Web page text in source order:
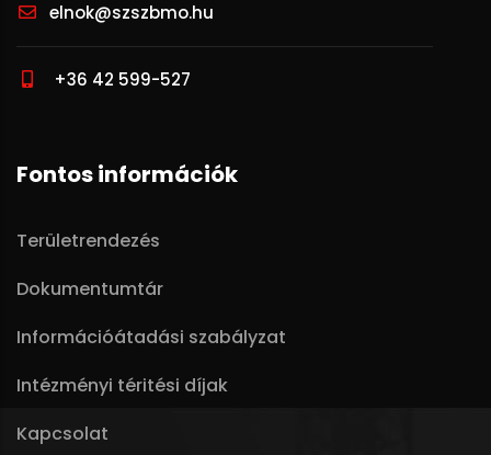
elnok@szszbmo.hu
+36 42 599-527
Fontos információk
Területrendezés
Dokumentumtár
Információátadási szabályzat
Intézményi téritési díjak
Kapcsolat